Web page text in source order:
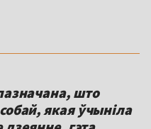
што
якая ўчыніла